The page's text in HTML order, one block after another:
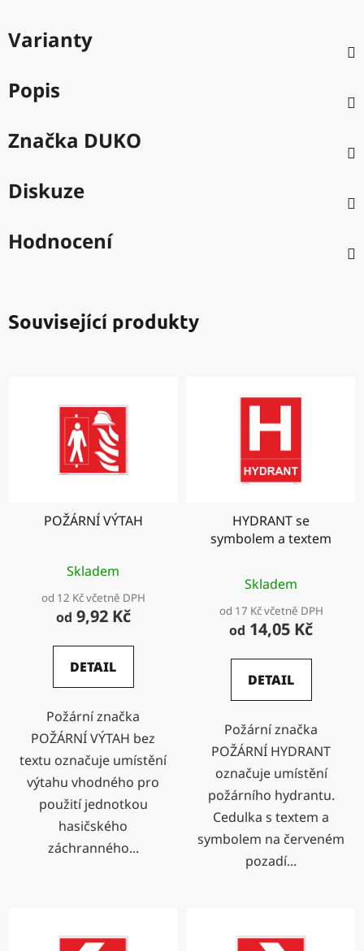
Varianty
Popis
Značka DUKO
Diskuze
Hodnocení
Související produkty
POŽÁRNÍ VÝTAH
Skladem
od 12 Kč včetně DPH
od 9,92 Kč
DETAIL
Požární značka
POŽÁRNÍ VÝTAH bez
textu označuje umístění
výtahu vhodného pro
použití jednotkou
hasičského
záchranného...
HYDRANT se
symbolem a textem
hodnocení
produktu
je
5,0
z
5
hvězdiček.
Skladem
od 17 Kč včetně DPH
od 14,05 Kč
DETAIL
Požární značka
POŽÁRNÍ HYDRANT
označuje umístění
požárního hydrantu.
Cedulka s textem a
symbolem na červeném
pozadí...